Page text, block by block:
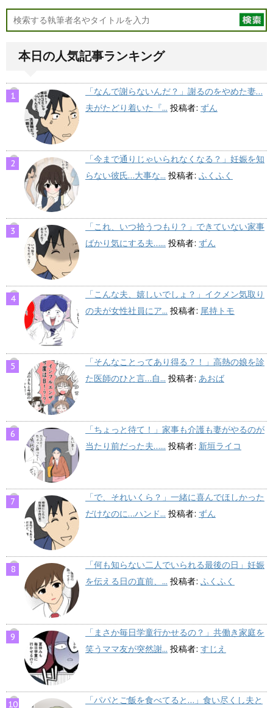
本日の人気記事ランキング
「なんで謝らないんだ？」謝るのをやめた妻…
夫がたどり着いた『... 投稿者: ずん
「今まで通りじゃいられなくなる？」妊娠を知
らない彼氏…大事な... 投稿者: ふくふく
「これ、いつ拾うつもり？」できていない家事
ばかり気にする夫…... 投稿者: ずん
「こんな夫、嬉しいでしょ？」イクメン気取り
の夫が女性社員にア... 投稿者: 尾持トモ
「そんなことってあり得る？！」高熱の娘を診
た医師のひと言…自... 投稿者: あおば
「ちょっと待て！」家事も介護も妻がやるのが
当たり前だった夫…... 投稿者: 新垣ライコ
「で、それいくら？」一緒に喜んでほしかった
だけなのに…ハンド... 投稿者: ずん
「何も知らない二人でいられる最後の日」妊娠
を伝える日の直前、... 投稿者: ふくふく
「まさか毎日学童行かせるの？」共働き家庭を
笑うママ友が突然謝... 投稿者: すじえ
「パパとご飯を食べてると…」食い尽くし夫と